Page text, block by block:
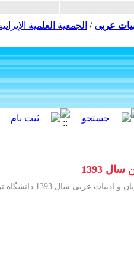
عربی / الجمعية العلمية
1393
1393 دانشگاه تربیت مدرس